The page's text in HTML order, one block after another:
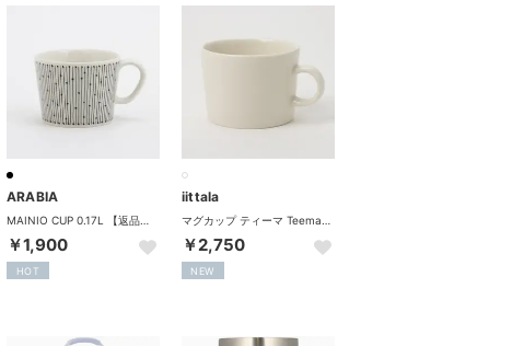
ARABIA
￥1,900
HOT
iittala
￥2,750
NEW